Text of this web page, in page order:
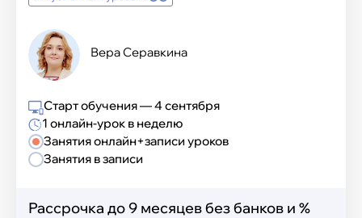
Вера Серавкина
Занятия онлайн+записи уроков
Занятия в записи
Старт обучения — 4 сентября
1 онлайн-урок в неделю
Рассрочка до 9 месяцев без банков и %